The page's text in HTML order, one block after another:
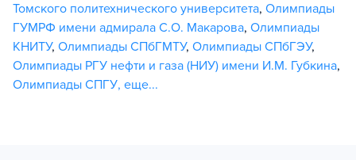
Томского политехнического университета, Олимпиады
ГУМРФ имени адмирала С.О. Макарова, Олимпиады
КНИТУ, Олимпиады СПбГМТУ, Олимпиады СПбГЭУ,
Олимпиады РГУ нефти и газа (НИУ) имени И.М. Губкина,
Олимпиады СПГУ, еще...